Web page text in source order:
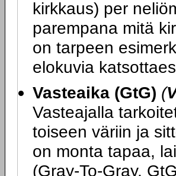
kirkkaus) per
parempana mitä
on tarpeen
elokuvia
Vasteaika (GtG) (
Vasteajalla
toiseen väriin ja
on monta tapaa,
(Gray-To-Gray,